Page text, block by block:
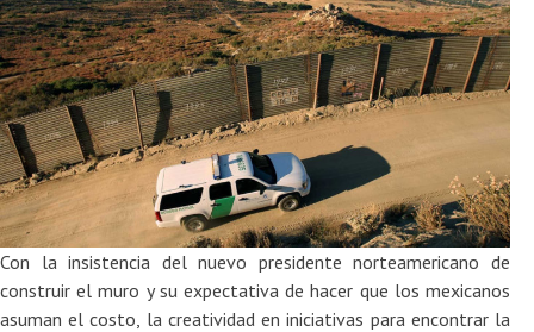
Con la insistencia del nuevo presidente norteamericano de
construir el muro y su expectativa de hacer que los mexicanos
asuman el costo, la creatividad en iniciativas para encontrar la